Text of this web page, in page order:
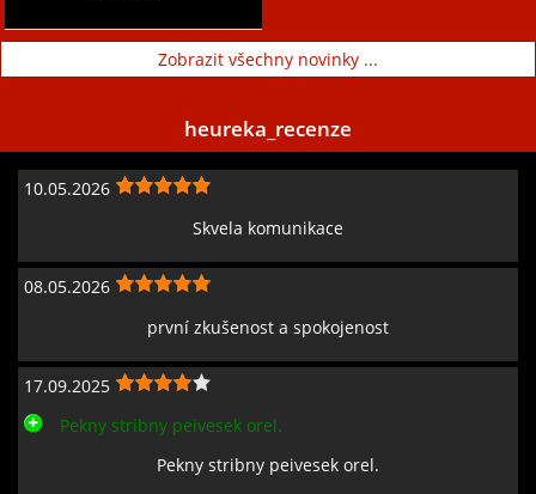
Zobrazit všechny novinky ...
heureka_recenze
10.05.2026
Skvela komunikace
08.05.2026
první zkušenost a spokojenost
17.09.2025
Pekny stribny peivesek orel.
Pekny stribny peivesek orel.